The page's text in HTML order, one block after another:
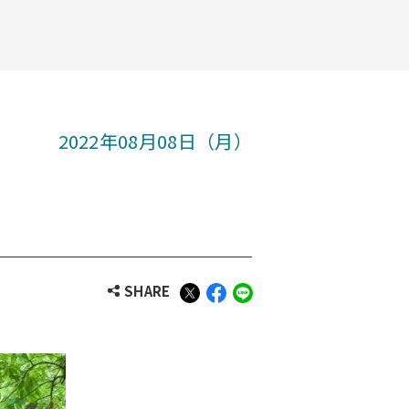
2022年08月08日（月）
SHARE